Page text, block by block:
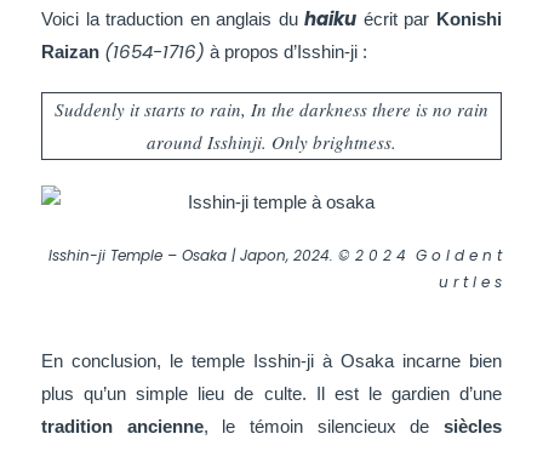
Voici la traduction en anglais duhaiku écrit par Konishi
Raizan (1654-1716) à propos d’Isshin-ji :
Suddenly it starts to rain, In the darkness there is no rain
around Isshinji. Only brightness.
Isshin-ji Temple – Osaka | Japon, 2024. © 2 0 2 4 G o l d e n t
u r t l e s
En conclusion, le temple Isshin-ji à Osaka incarne bien
plus qu’un simple lieu de culte. Il est le gardien d’une
tradition ancienne, le témoin silencieux desiècles